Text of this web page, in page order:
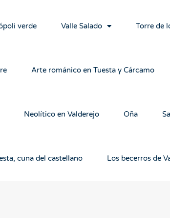
verde Valle Salado Torre de
Arte románico en Tuesta y Cárcamo
Neolítico en Valderejo Oña
cuna del castellano Los becerros de